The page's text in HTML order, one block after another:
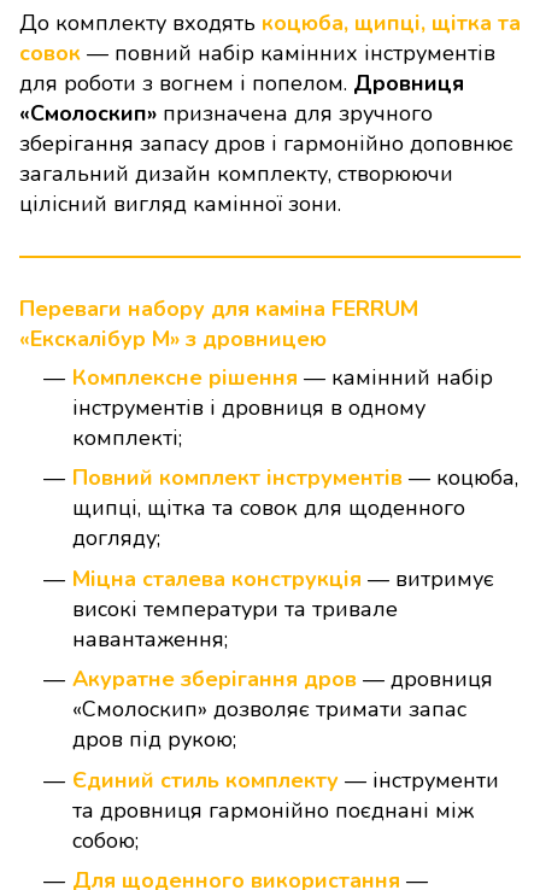
До комплекту входять коцюба, щипці, щітка та
совок — повний набір камінних інструментів
для роботи з вогнем і попелом. Дровниця
«Смолоскип» призначена для зручного
зберігання запасу дров і гармонійно доповнює
загальний дизайн комплекту, створюючи
цілісний вигляд камінної зони.
Переваги набору для каміна FERRUM
«Екскалібур М» з дровницею
Комплексне рішення — камінний набір
інструментів і дровниця в одному
комплекті;
Повний комплект інструментів — коцюба,
щипці, щітка та совок для щоденного
догляду;
Міцна сталева конструкція — витримує
високі температури та тривале
навантаження;
Акуратне зберігання дров — дровниця
«Смолоскип» дозволяє тримати запас
дров під рукою;
Єдиний стиль комплекту — інструменти
та дровниця гармонійно поєднані між
собою;
Для щоденного використання —